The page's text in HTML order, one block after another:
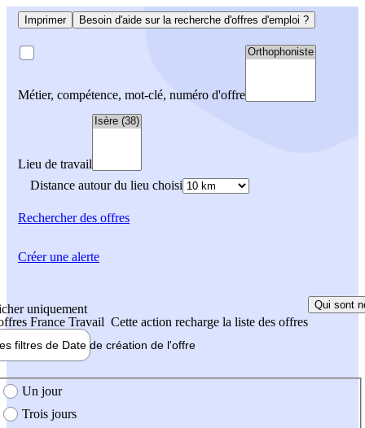
Imprimer Besoin d'aide sur la recherche d'offres d'emploi ?
Métier, compétence, mot-clé, numéro d'offre
Lieu de travail
Distance autour du lieu choisi
Rechercherdes offres
uniquement
France Travail Cette action recharge la liste des offres
Qui sont
filtres de Date de création de l'offre
création de l'offre
Un jour
Trois jours
Créer une alerte